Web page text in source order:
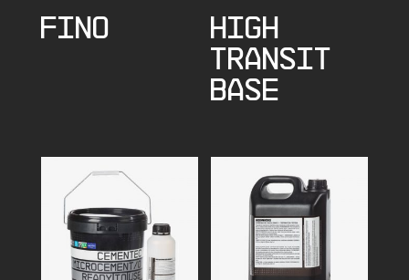
FINO
HIGH
TRANSIT
BASE